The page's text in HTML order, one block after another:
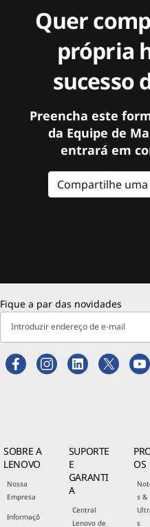
Quer
própria
sucesso
Preencha este
da Equipe de
entrará em
Compartilhe
Fique a par das novidades
Introduzir endereço de e-mail
SOBRE A
LENOVO
Nossa
Empresa
Informaçõ
SUPORTE
E
GARANTI
A
Central
Lenovo de
OS
s &
s